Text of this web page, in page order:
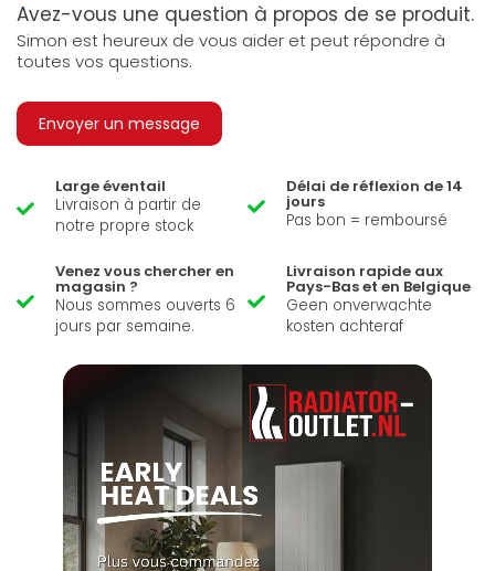
Avez-vous une question à propos de se produit.
Simon est heureux de vous aider et peut répondre à
toutes vos questions.
Envoyer un message
Large éventail
Livraison à partir de
notre propre stock
Délai de réflexion de 14
jours
Pas bon = remboursé
Venez vous chercher en
magasin ?
Nous sommes ouverts 6
jours par semaine.
Livraison rapide aux
Pays-Bas et en Belgique
Geen onverwachte
kosten achteraf